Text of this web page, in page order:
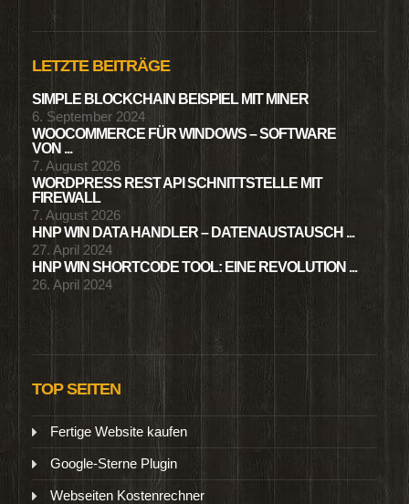
LETZTE BEITRÄGE
SIMPLE BLOCKCHAIN BEISPIEL MIT MINER
6. September 2024
WOOCOMMERCE FÜR WINDOWS – SOFTWARE
VON ...
7. August 2026
WORDPRESS REST API SCHNITTSTELLE MIT
FIREWALL
7. August 2026
HNP WIN DATA HANDLER – DATENAUSTAUSCH ...
27. April 2024
HNP WIN SHORTCODE TOOL: EINE REVOLUTION ...
26. April 2024
TOP SEITEN
Fertige Website kaufen
Google-Sterne Plugin
Webseiten Kostenrechner